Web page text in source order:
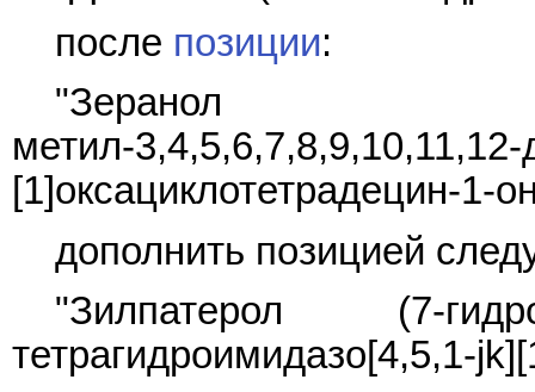
после позиции:
"Зеранол
метил-
[1]оксациклотетрадецин-1-
дополнить позицией
"Зилпатерол (7-
тетрагидроимидазо[4,5,1-